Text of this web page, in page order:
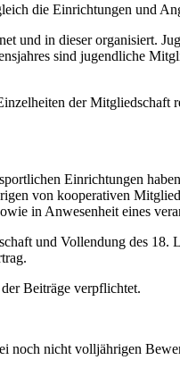
die Einrichtungen und
und in dieser organisiert.
sind jugendliche
der Mitgliedschaft
Einrichtungen
von kooperativen
in Anwesenheit eines
und Vollendung des 18.
Beiträge verpflichtet.
noch nicht volljährigen